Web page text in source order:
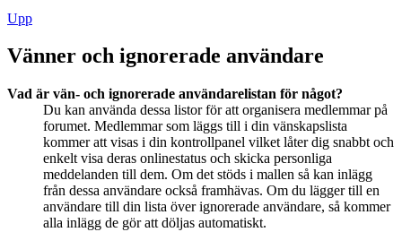
Upp
Vänner och ignorerade användare
Vad är vän- och ignorerade användarelistan för något?
Du kan använda dessa listor för att organisera medlemmar på
forumet. Medlemmar som läggs till i din vänskapslista
kommer att visas i din kontrollpanel vilket låter dig snabbt och
enkelt visa deras onlinestatus och skicka personliga
meddelanden till dem. Om det stöds i mallen så kan inlägg
från dessa användare också framhävas. Om du lägger till en
användare till din lista över ignorerade användare, så kommer
alla inlägg de gör att döljas automatiskt.